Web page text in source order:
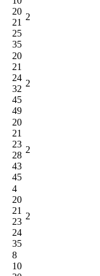
20
21
25
35
2
20
21
24
32
45
49
2
20
21
23
28
43
45
2
4
20
21
23
24
35
2
8
10